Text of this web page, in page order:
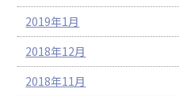
2019年1月
2018年12月
2018年11月